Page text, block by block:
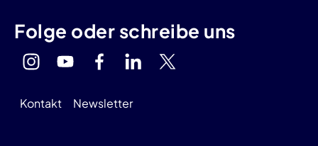
Folge oder schreibe uns
Kontakt Newsletter